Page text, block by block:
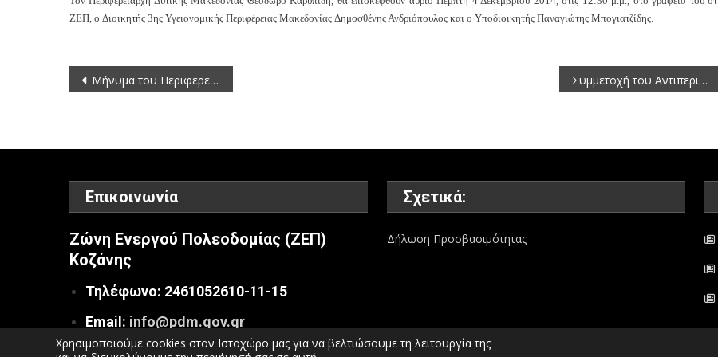
ΖΕΠ, ο Διοικητής 3ης Υγειονομικής Περιφέρειας Μακεδονίας Δημοσθένης Ανδριόπουλος και ο Υποδιοικητής Παναγιώτης Μπογιατζίδης.
Πλοήγηση
Μήνυμα του Περιφερειάρχη Δυτικής Μακεδονίας Θεόδωρου Καρυπίδη για την Ημέρα των Ατόμων με Αναπηρία Συμμετοχή του Αντιπεριφερειάρχη Αγροτικής Ανάπτυξης και του Αντιπεριφερειάρχη Π.Ε Γρεβενών στο 1ο Πανελλήνιο Συνέδριο για την Αγροτική Ανάπτυξη
Επικοινωνία
Ζώνη Ενεργού Πολεοδομίας (ΖΕΠ)
Κοζάνης
Τηλέφωνο: 2461052610-11-15
Email: info@pdm.gov.gr
Σχετικά:
Δήλωση Προσβασιμότητας
Χρησιμοποιούμε cookies στον Ιστοχώρο μας για να βελτιώσουμε τη λειτουργία της